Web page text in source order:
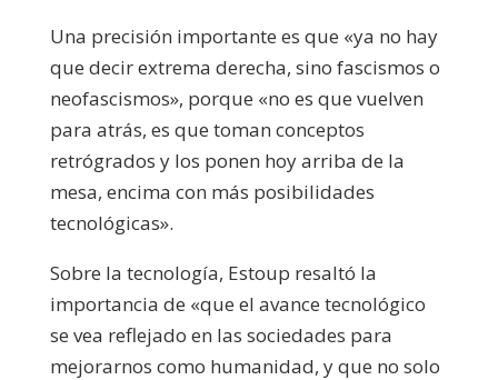
Una precisión importante es que «ya no hay
que decir extrema derecha, sino fascismos o
neofascismos», porque «no es que vuelven
para atrás, es que toman conceptos
retrógrados y los ponen hoy arriba de la
mesa, encima con más posibilidades
tecnológicas».
Sobre la tecnología, Estoup resaltó la
importancia de «que el avance tecnológico
se vea reflejado en las sociedades para
mejorarnos como humanidad, y que no solo